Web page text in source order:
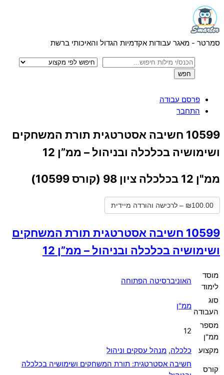
Skip
to
content
Menu
סמרטר - מאגר עבודות אקדמיות הגדול והאיכותי ברשת
פרסם עבודה
התחבר
Close
Menu
10599 חשיבה אסטרטגית תורת המשחקים
ושימושיה בכלכלה ובניהול – ממ”ן 12
ממ"ן 12 בכלכלה ציון 98 (קורס 10599)
₪100.00 – לרכישה והורדה מיידית
10599 חשיבה אסטרטגית תורת המשחקים
ושימושיה בכלכלה ובניהול – ממ”ן 12
מוסד
לימוד
האוניברסיטה הפתוחה
סוג
העבודה
ממ"ן
מספר
ממ"ן
12
מקצוע כלכלה, מנהל עסקים וניהול
קורס
חשיבה אסטרטגית: תורת המשחקים ושימושיה בכלכלה